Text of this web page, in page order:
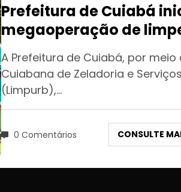
Prefeitura de Cuiabá
megaoperação de
atende 100 praças na
A Prefeitura de Cuiabá, por meio
Cuiabana de Zeladoria e
(Limpurb),…
0 Comentários CONSULTE